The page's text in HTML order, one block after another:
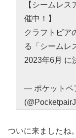
【シームレ
催中！】
クラフトピア
る「シームレ
2023年6月 に
— ポケットペ
ついに来ましたね。